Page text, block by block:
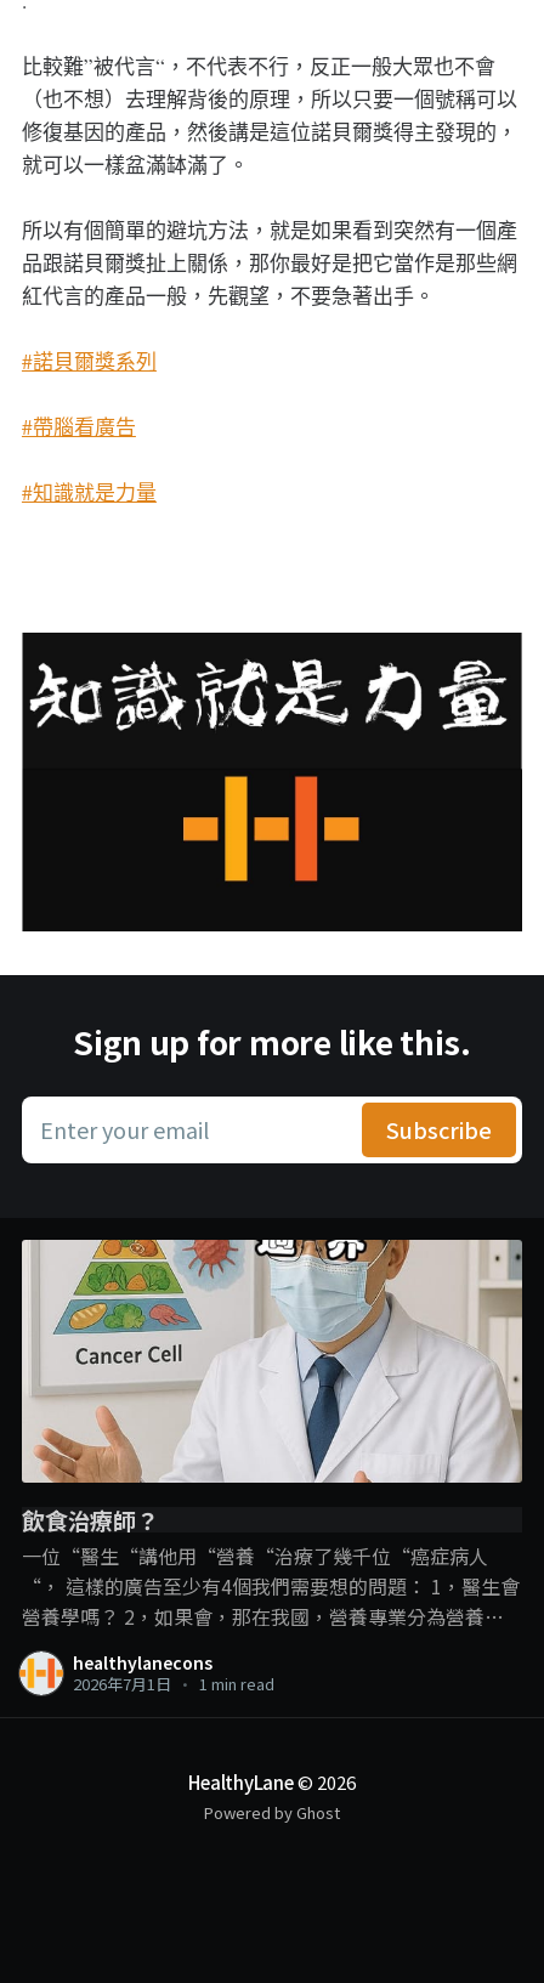
比較難”被代言“，不代表不行，反正一般大眾也不會
（也不想）去理解背後的原理，所以只要一個號稱可以
修復基因的產品，然後講是這位諾貝爾獎得主發現的，
就可以一樣盆滿缽滿了。
所以有個簡單的避坑方法，就是如果看到突然有一個產
品跟諾貝爾獎扯上關係，那你最好是把它當作是那些網
紅代言的產品一般，先觀望，不要急著出手。
#諾貝爾獎系列
#帶腦看廣告
#知識就是力量
Sign up for more like this.
Enter your email Subscribe
飲食治療師？
一位“醫生“講他用“營養“治療了幾千位“癌症病人
“， 這樣的廣告至少有4個我們需要想的問題： 1，醫生會
營養學嗎？ 2，如果會，那在我國，營養專業分為營養師
和飲食治療師，那他是用哪一個專業內容？ 3，即使是飲
食治療師可以進行疾病的“飲食治療“，但在這裡，飲食
疾病給治了，尤其是癌症這種複雜的疾病。 4，以醫生的
頭銜，確實可以“治療“癌症，那敢問他是開藥呢？動手
healthylanecons
2026年7月1日 • 1 min read
HealthyLane© 2026
Powered by Ghost